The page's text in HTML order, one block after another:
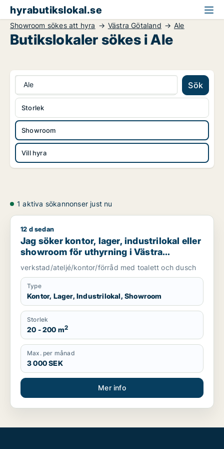
hyrabutikslokal.se
Showroom sökes att hyra Västra Götaland Ale
Butikslokaler sökes i Ale
Ale Sök
Showroom
Vill hyra
Storlek
1 aktiva sökannonser just nu
Jag söker kontor, lager, industrilokal eller showroom för
12 d sedan
Jag söker kontor, lager, industrilokal eller
showroom för uthyrning i Västra
Götaland
verkstad/ateljé/kontor/förråd med toalett och dusch
Type
Kontor, Lager, Industrilokal, Showroom
Storlek
20 - 200 m2
Max. per månad
3 000 SEK
Mer info